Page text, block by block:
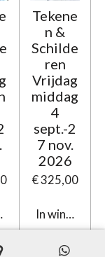
Tekene
n &
Schilde
ren
Vrijdag
middag
4
sept.-2
7 nov.
2026
€ 325,00
In